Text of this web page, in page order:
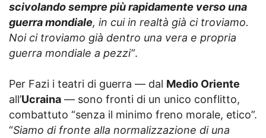
scivolando sempre più rapidamente verso una
guerra mondiale, in cui in realtà già ci troviamo.
Noi ci troviamo già dentro una vera e propria
guerra mondiale a pezzi”.
Per Fazi i teatri di guerra — dal Medio Oriente
all’Ucraina — sono fronti di un unico conflitto,
combattuto “senza il minimo freno morale, etico”.
“Siamo di fronte alla normalizzazione di una